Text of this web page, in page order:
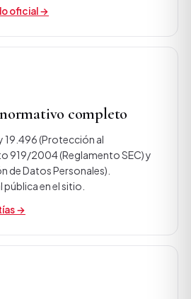
oficial →
completo
19.496 (Protección al
919/2004 (Reglamento SEC) y
de Datos Personales).
en el sitio.
→